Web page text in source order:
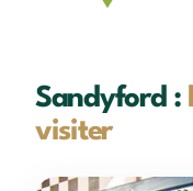
Sandyford :
visiter